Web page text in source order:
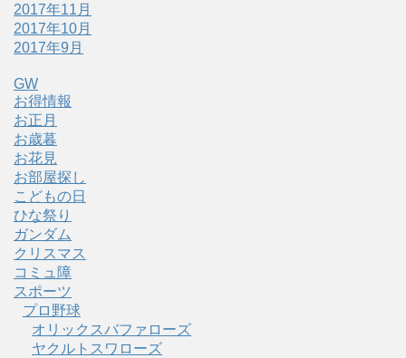
2017年11月
2017年10月
2017年9月
GW
お得情報
お正月
お歳暮
お花見
お部屋探し
こどもの日
ひな祭り
ガンダム
クリスマス
コミュ障
スポーツ
プロ野球
オリックスバファローズ
ヤクルトスワローズ